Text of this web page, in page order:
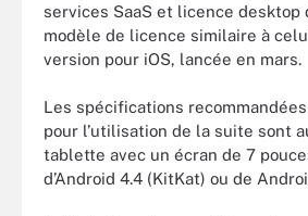
services SaaS et licence desktop
modèle de licence similaire à
version pour iOS, lancée en mars.
Les spécifications
pour l’utilisation de la suite sont
tablette avec un écran de 7
d’Android 4.4 (KitKat) ou de